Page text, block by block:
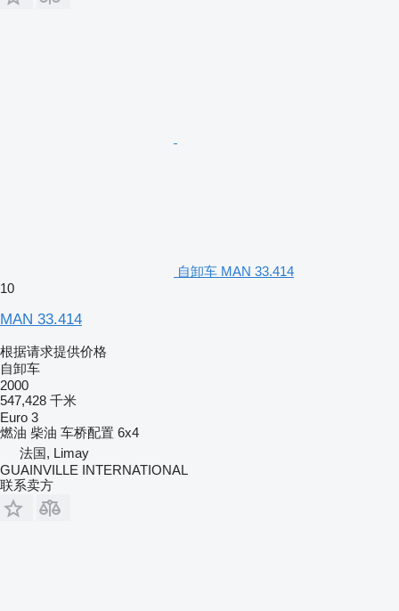
自卸车 MAN 33.414
10
MAN 33.414
根据请求提供价格
自卸车
2000
547,428 千米
Euro 3
燃油 柴油 车桥配置 6x4
法国, Limay
GUAINVILLE INTERNATIONAL
联系卖方